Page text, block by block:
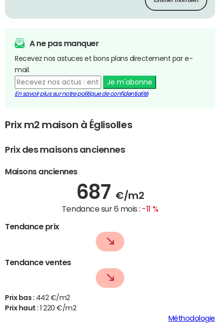
A ne pas manquer
Recevez nos astuces et bons plans directement par e-
mail.
Je m'abonne
En savoir plus sur notre politique de confidentialité
Prix m2 maison à Églisolles
Prix des maisons anciennes
Maisons anciennes
687 €/m2
Tendance sur 6 mois : -11 %
Tendance prix
Tendance ventes
Prix bas : 442 €/m2
Prix haut :
1 220 €/m2
Méthodologie